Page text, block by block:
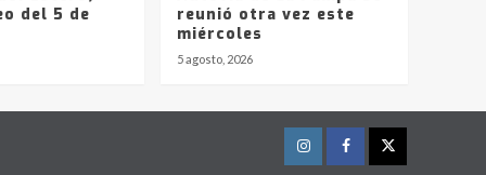
del 5 de
reunió otra vez este
miércoles
5 agosto, 2026
InstagramFacebookTwitter